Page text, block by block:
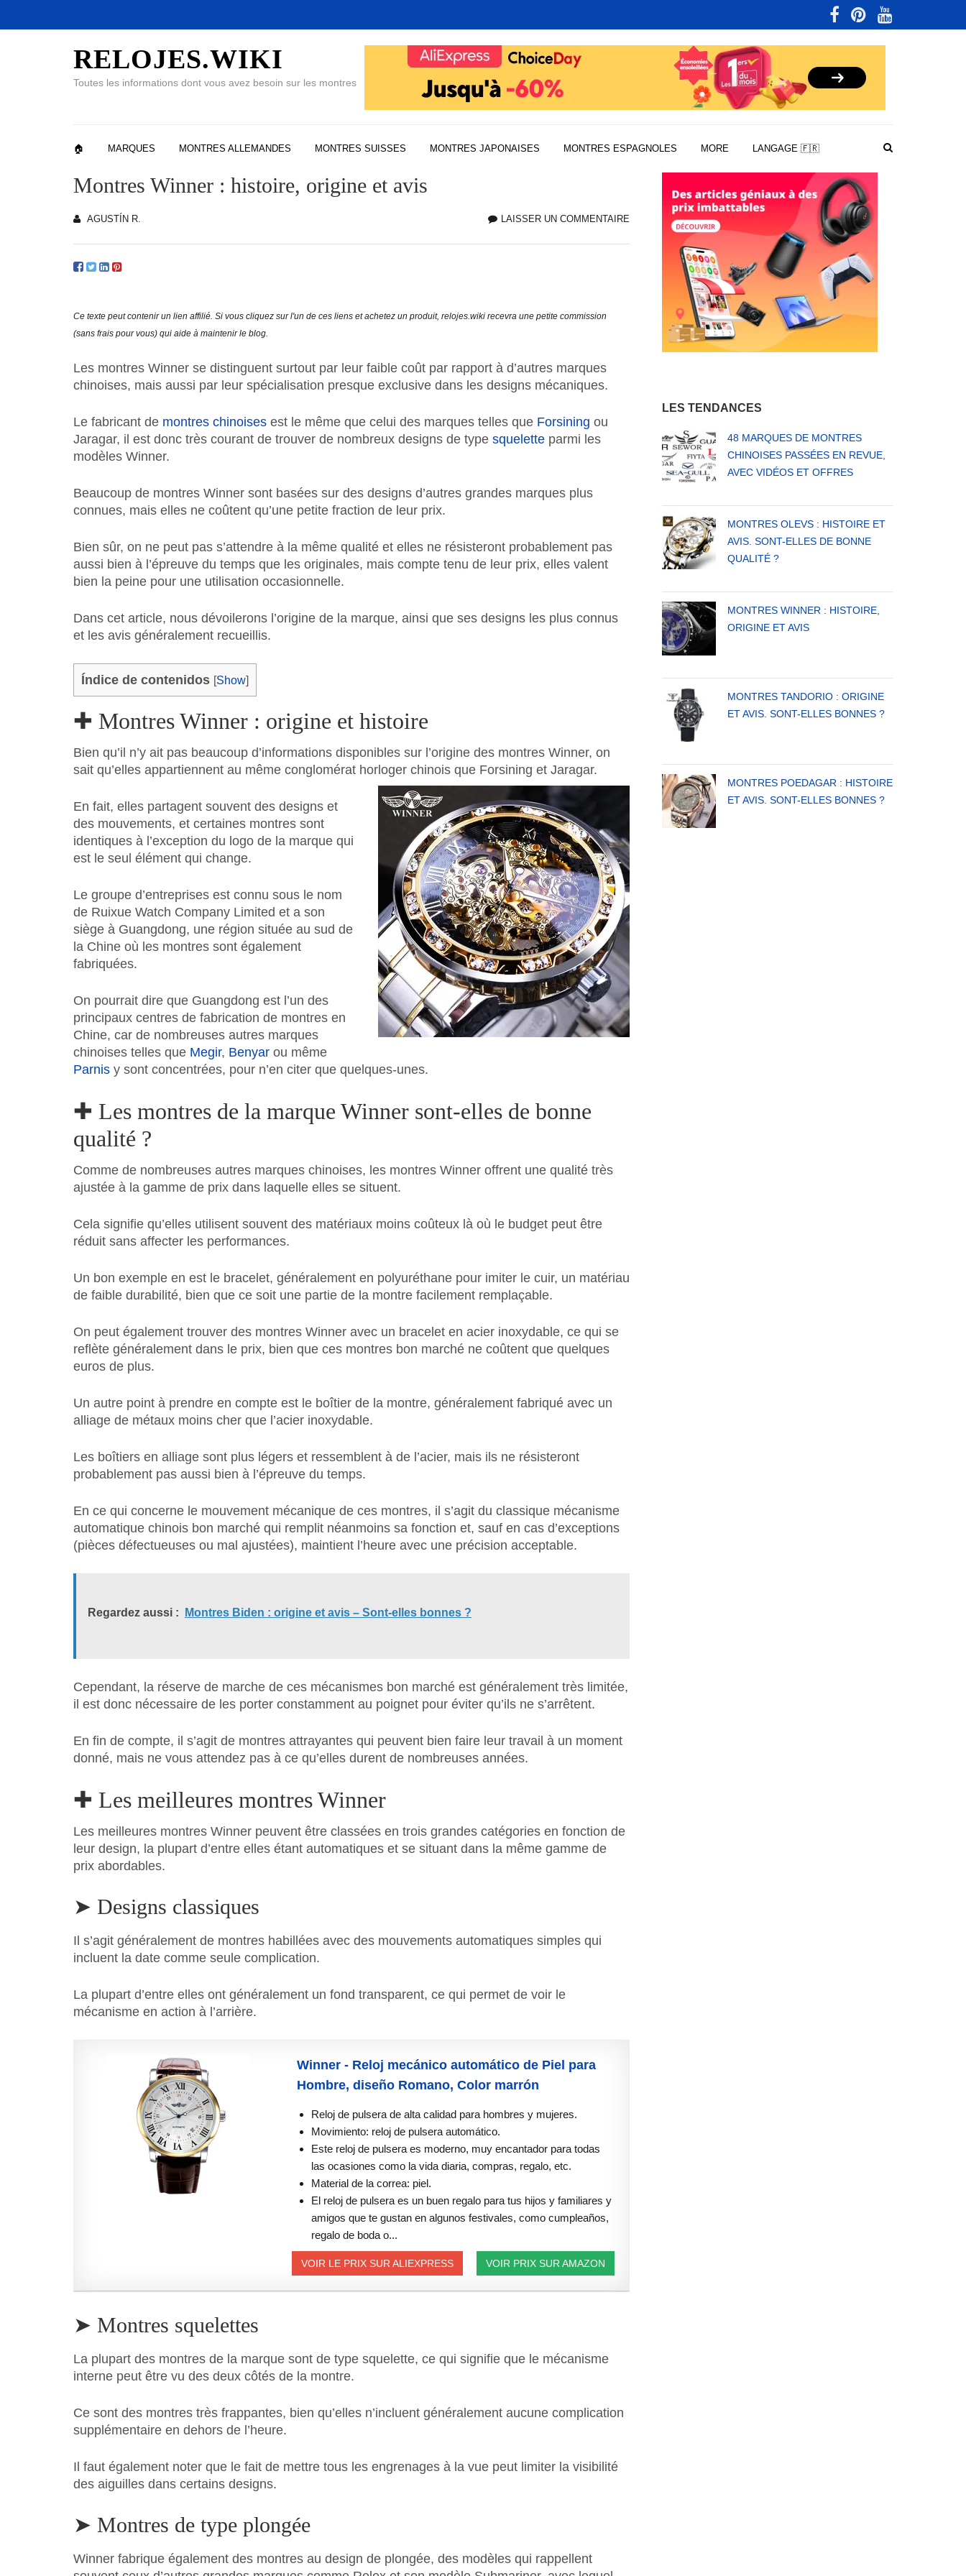
RELOJES.WIKI
Toutes les informations dont vous avez besoin sur les montres
🏠 MARQUES MONTRES ALLEMANDES MONTRES SUISSES MONTRES JAPONAISES MONTRES ESPAGNOLES MORE LANGAGE 🇫🇷
Montres Winner : histoire, origine et avis
AGUSTÍN R. LAISSER UN COMMENTAIRE MONTRES
Ce texte peut contenir un lien affilié. Si vous cliquez sur l'un de ces liens et achetez un produit, relojes.wiki recevra une petite commission
(sans frais pour vous) qui aide à maintenir le blog.
Les montres Winner se distinguent surtout par leur faible coût par rapport à d’autres marques
chinoises, mais aussi par leur spécialisation presque exclusive dans les designs mécaniques.
Le fabricant de montres chinoises est le même que celui des marques telles que Forsining ou
Jaragar, il est donc très courant de trouver de nombreux designs de type squelette parmi les
modèles Winner.
Beaucoup de montres Winner sont basées sur des designs d’autres grandes marques plus
connues, mais elles ne coûtent qu’une petite fraction de leur prix.
Bien sûr, on ne peut pas s’attendre à la même qualité et elles ne résisteront probablement pas
aussi bien à l’épreuve du temps que les originales, mais compte tenu de leur prix, elles valent
bien la peine pour une utilisation occasionnelle.
Dans cet article, nous dévoilerons l’origine de la marque, ainsi que ses designs les plus connus
et les avis généralement recueillis.
Índice de contenidos [Show]
✚ Montres Winner : origine et histoire
Bien qu’il n’y ait pas beaucoup d’informations disponibles sur l’origine des montres Winner, on
sait qu’elles appartiennent au même conglomérat horloger chinois que Forsining et Jaragar.
En fait, elles partagent souvent des designs et
des mouvements, et certaines montres sont
identiques à l’exception du logo de la marque qui
est le seul élément qui change.
Le groupe d’entreprises est connu sous le nom
de Ruixue Watch Company Limited et a son
siège à Guangdong, une région située au sud de
la Chine où les montres sont également
fabriquées.
On pourrait dire que Guangdong est l’un des
principaux centres de fabrication de montres en
Chine, car de nombreuses autres marques
chinoises telles que Megir, Benyar ou même
Parnis y sont concentrées, pour n’en citer que quelques-unes.
✚ Les montres de la marque Winner sont-elles de bonne
qualité ?
Comme de nombreuses autres marques chinoises, les montres Winner offrent une qualité très
ajustée à la gamme de prix dans laquelle elles se situent.
Cela signifie qu’elles utilisent souvent des matériaux moins coûteux là où le budget peut être
réduit sans affecter les performances.
Un bon exemple en est le bracelet, généralement en polyuréthane pour imiter le cuir, un matériau
de faible durabilité, bien que ce soit une partie de la montre facilement remplaçable.
On peut également trouver des montres Winner avec un bracelet en acier inoxydable, ce qui se
reflète généralement dans le prix, bien que ces montres bon marché ne coûtent que quelques
euros de plus.
Un autre point à prendre en compte est le boîtier de la montre, généralement fabriqué avec un
alliage de métaux moins cher que l’acier inoxydable.
Les boîtiers en alliage sont plus légers et ressemblent à de l’acier, mais ils ne résisteront
probablement pas aussi bien à l’épreuve du temps.
En ce qui concerne le mouvement mécanique de ces montres, il s’agit du classique mécanisme
automatique chinois bon marché qui remplit néanmoins sa fonction et, sauf en cas d’exceptions
(pièces défectueuses ou mal ajustées), maintient l’heure avec une précision acceptable.
Regardez aussi : Montres Biden : origine et avis – Sont-elles bonnes ?
Cependant, la réserve de marche de ces mécanismes bon marché est généralement très limitée,
il est donc nécessaire de les porter constamment au poignet pour éviter qu’ils ne s’arrêtent.
En fin de compte, il s’agit de montres attrayantes qui peuvent bien faire leur travail à un moment
donné, mais ne vous attendez pas à ce qu’elles durent de nombreuses années.
✚ Les meilleures montres Winner
Les meilleures montres Winner peuvent être classées en trois grandes catégories en fonction de
leur design, la plupart d’entre elles étant automatiques et se situant dans la même gamme de
prix abordables.
➤ Designs classiques
Il s’agit généralement de montres habillées avec des mouvements automatiques simples qui
incluent la date comme seule complication.
La plupart d’entre elles ont généralement un fond transparent, ce qui permet de voir le
mécanisme en action à l’arrière.
Winner - Reloj mecánico automático de Piel para
Hombre, diseño Romano, Color marrón
Reloj de pulsera de alta calidad para hombres y mujeres.
Movimiento: reloj de pulsera automático.
Este reloj de pulsera es moderno, muy encantador para todas
las ocasiones como la vida diaria, compras, regalo, etc.
Material de la correa: piel.
El reloj de pulsera es un buen regalo para tus hijos y familiares y
amigos que te gustan en algunos festivales, como cumpleaños,
regalo de boda o...
VOIR LE PRIX SUR ALIEXPRESS VOIR PRIX SUR AMAZON
➤ Montres squelettes
La plupart des montres de la marque sont de type squelette, ce qui signifie que le mécanisme
interne peut être vu des deux côtés de la montre.
Ce sont des montres très frappantes, bien qu’elles n’incluent généralement aucune complication
supplémentaire en dehors de l’heure.
Il faut également noter que le fait de mettre tous les engrenages à la vue peut limiter la visibilité
des aiguilles dans certains designs.
➤ Montres de type plongée
Winner fabrique également des montres au design de plongée, des modèles qui rappellent
LES TENDANCES
48 MARQUES DE MONTRES
CHINOISES PASSÉES EN REVUE,
AVEC VIDÉOS ET OFFRES
MONTRES OLEVS : HISTOIRE ET
AVIS. SONT-ELLES DE BONNE
QUALITÉ ?
MONTRES WINNER : HISTOIRE,
ORIGINE ET AVIS
MONTRES TANDORIO : ORIGINE
ET AVIS. SONT-ELLES BONNES ?
MONTRES POEDAGAR : HISTOIRE
ET AVIS. SONT-ELLES BONNES ?